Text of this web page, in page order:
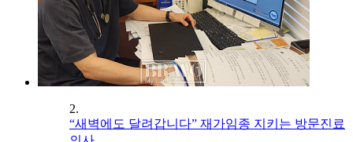
2.
“새벽에도 달려갑니다” 재가임종 지키는 방문진료